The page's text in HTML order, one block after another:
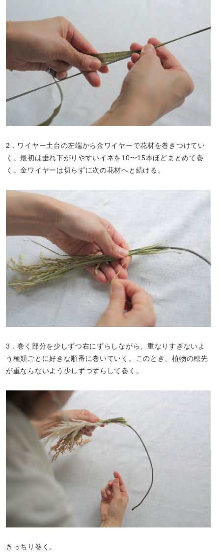
2．ワイヤー土台の左端から金ワイヤーで花材を巻きつけてい
く。最初は垂れ下がりやすいイネを10〜15本ほどまとめて巻
く。金ワイヤーは切らずに次の花材へと続ける。
3．巻く部分を少しずつ右にずらしながら、重なりすぎないよ
う種類ごとに好きな順番に巻いていく。このとき、植物の穂先
が重ならないよう少しずつずらして巻く。
きっちり巻く。